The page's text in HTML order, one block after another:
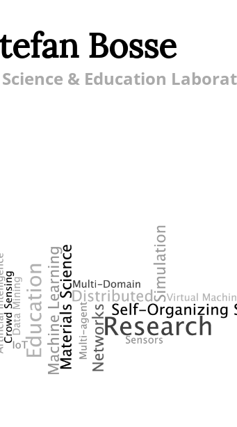
Bosse
& Education